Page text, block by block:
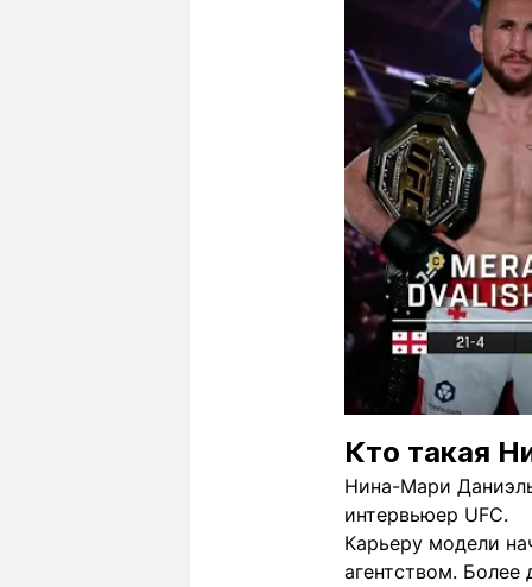
Кто такая
Нина-Мари
интервьюер UFC.
Карьеру модели
агентством. Более